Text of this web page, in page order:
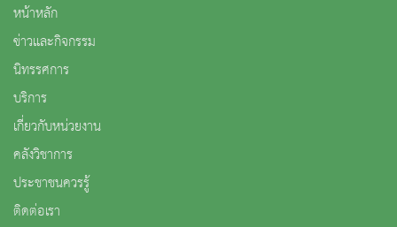
หน้าหลัก
ข่าวและกิจกรรม
นิทรรศการ
บริการ
เกี่ยวกับหน่วยงาน
คลังวิชาการ
ประชาชนควรรู้
ติดต่อเรา